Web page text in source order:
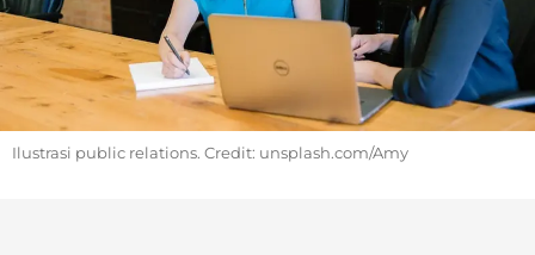
Ilustrasi public relations. Credit: unsplash.com/Amy